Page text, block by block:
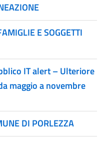
E SOGGETTI
IT alert – Ulteriore
maggio a novembre
DI PORLEZZA